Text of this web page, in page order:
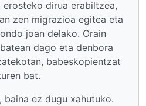
dirua erabiltzea,
zen migrazioa egitea eta
joan delako. Orain
dago eta denbora
babeskopientzat
bat.
baina ez dugu xahutuko.